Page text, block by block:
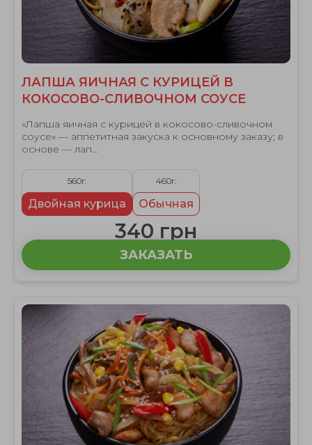
ЛАПША ЯИЧНАЯ С КУРИЦЕЙ В
КОКОСОВО-СЛИВОЧНОМ СОУСЕ
«Лапша яичная с курицей в кокосово-сливочном
соусе» — аппетитная закуска к основному заказу; в
основе — лап...
560г.
Двойная курица
460г.
Обычная
340 грн
ЗАКАЗАТЬ